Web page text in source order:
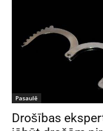
Pasaulē
Drošības